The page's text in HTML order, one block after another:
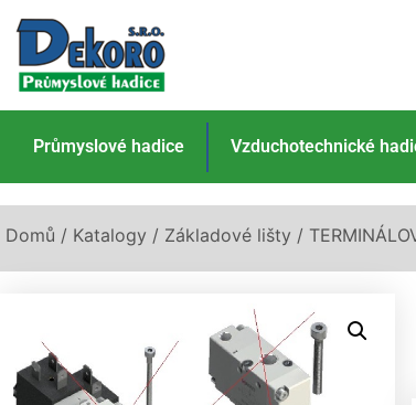
Průmyslové hadice Vzduchotechnické
Domů / Katalogy / Základové lišty /